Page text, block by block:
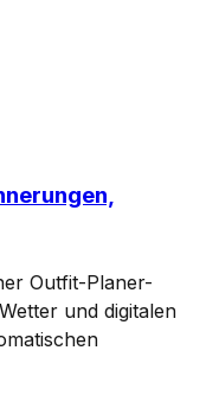
Outfit-Planer-
und digitalen